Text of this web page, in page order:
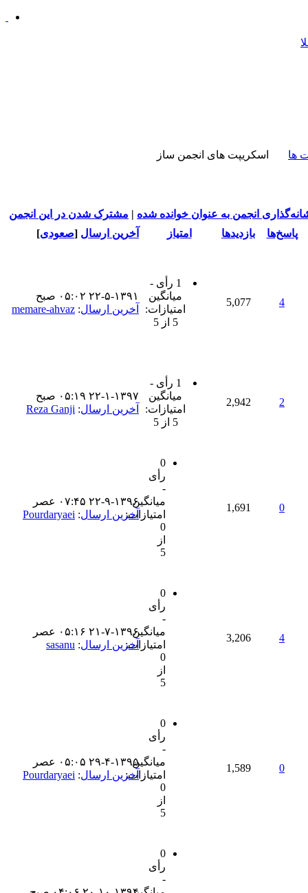
ها اسکریپت های انجمن ساز
انجمن به عنوان خوانده شده | مشترک شدن در این انجمن
پاسخ‌ها
بازدید‌ها امتیاز آخرین ارسال [صعودی]
4
5,077
1 رأی -
میانگین
امتیازات:
5 از 5
۲۲-۵-۱۳۹۱ ۰۵:۰۲ صبح
آخرین ارسال:
memare-ahvaz
2
2,942
1 رأی -
میانگین
امتیازات:
5 از 5
۲۲-۱-۱۳۹۷ ۰۵:۱۹ صبح
آخرین ارسال:
Reza Ganji
0
1,691
0
رأی
-
میانگین
امتیازات:
0
از
5
۲۲-۹-۱۳۹۶ ۰۷:۴۵ عصر
آخرین ارسال:
Pourdaryaei
4
3,206
0
رأی
-
میانگین
امتیازات:
0
از
5
۲۱-۷-۱۳۹۶ ۰۵:۱۶ عصر
آخرین ارسال:
sasanu
0
1,589
0
رأی
-
میانگین
امتیازات:
0
از
5
۲۹-۴-۱۳۹۵ ۰۵:۰۵ عصر
آخرین ارسال:
Pourdaryaei
0
رأی
-